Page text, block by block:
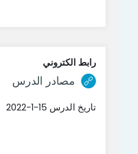
رابط الكتروني
مصادر الدرس
تاريخ الدرس 15-1-2022